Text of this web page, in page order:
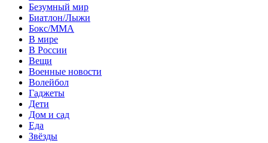
Безумный мир
Биатлон/Лыжи
Бокс/MMA
В мире
В России
Вещи
Военные новости
Волейбол
Гаджеты
Дети
Дом и сад
Еда
Звёзды